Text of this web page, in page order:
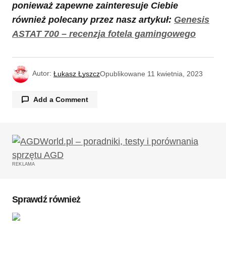
ponieważ zapewne zainteresuje Ciebie
również polecany przez nasz artykuł: Genesis
ASTAT 700 – recenzja fotela gamingowego
Autor: Łukasz ŁyszczOpublikowane 11 kwietnia, 2023
Add a Comment
Twój adres email nie zostanie opublikowany.
Wymagane pola są oznaczone
REKLAMA
Sprawdź również